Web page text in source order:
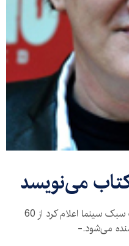
کتاب می‌نویسد
کوئنتین تارانتینو، کارگردان صاحب سبک سینما اعلام کرد از 60
می‌شود.-